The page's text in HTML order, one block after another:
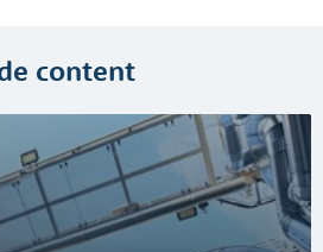
content